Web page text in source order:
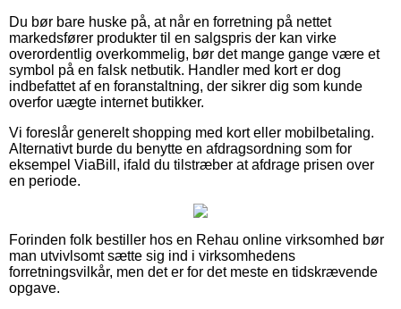
Du bør bare huske på, at når en forretning på nettet
markedsfører produkter til en salgspris der kan virke
overordentlig overkommelig, bør det mange gange være et
symbol på en falsk netbutik. Handler med kort er dog
indbefattet af en foranstaltning, der sikrer dig som kunde
overfor uægte internet butikker.
Vi foreslår generelt shopping med kort eller mobilbetaling.
Alternativt burde du benytte en afdragsordning som for
eksempel ViaBill, ifald du tilstræber at afdrage prisen over
en periode.
Forinden folk bestiller hos en Rehau online virksomhed bør
man utvivlsomt sætte sig ind i virksomhedens
forretningsvilkår, men det er for det meste en tidskrævende
opgave.